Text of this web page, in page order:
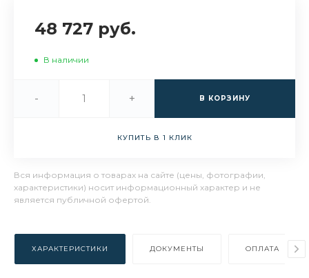
48 727 руб.
В наличии
- + В КОРЗИНУ
КУПИТЬ В 1 КЛИК
Вся информация о товарах на сайте (цены, фотографии,
характеристики) носит информационный характер и не
является публичной офертой.
ХАРАКТЕРИСТИКИ ДОКУМЕНТЫ ОПЛАТА